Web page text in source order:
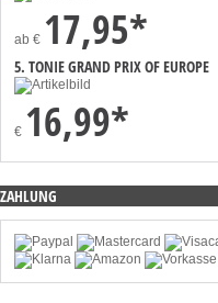
ab € 17,95*
5. TONIE GRAND PRIX OF EUROPE
€ 16,99*
ZAHLUNG